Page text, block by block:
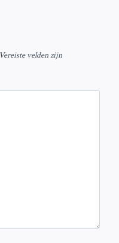
Vereiste velden zijn